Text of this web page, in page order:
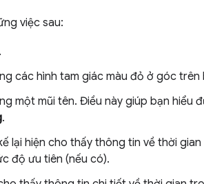
việc sau:
các hình tam giác màu đỏ ở góc trên
một mũi tên. Điều này giúp bạn hiểu
.
lại hiện cho thấy thông tin về thời
độ ưu tiên (nếu có).